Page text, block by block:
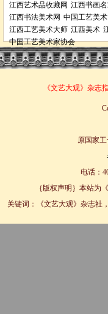
江西艺术品收藏网 江西书画
江西书法美术网 中国工艺美
江西工艺美术大师 江西美术
中国工艺美术家协会
《文艺大观》杂志
原国家
电话：
｛版权声明｝本站为
关键词：《文艺大观》杂志社